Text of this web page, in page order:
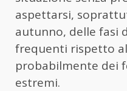
aspettarsi,
autunno, delle fasi
frequenti rispetto
probabilmente dei
estremi.